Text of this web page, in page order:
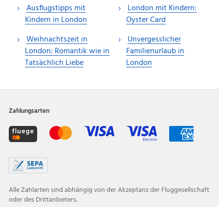
Ausflugstipps mit
Kindern in London
Weihnachtszeit in
London: Romantik wie in
Tatsächlich Liebe
London mit Kindern:
Oyster Card
Unvergesslicher
Familienurlaub in
London